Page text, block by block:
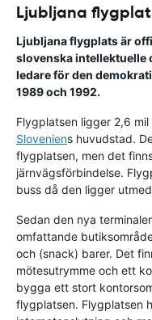
Ljubljana
Ljubljana flygplats är
slovenska intellektuelle
ledare för den
1989 och 1992.
Flygplatsen ligger 2,6
Sloveniens huvudstad.
flygplatsen, men det
järnvägsförbindelse.
buss då den ligger
Sedan den nya
omfattande
och (snack) barer. Det
mötesutrymme och ett
bygga ett stort
flygplatsen. Flygplatsen